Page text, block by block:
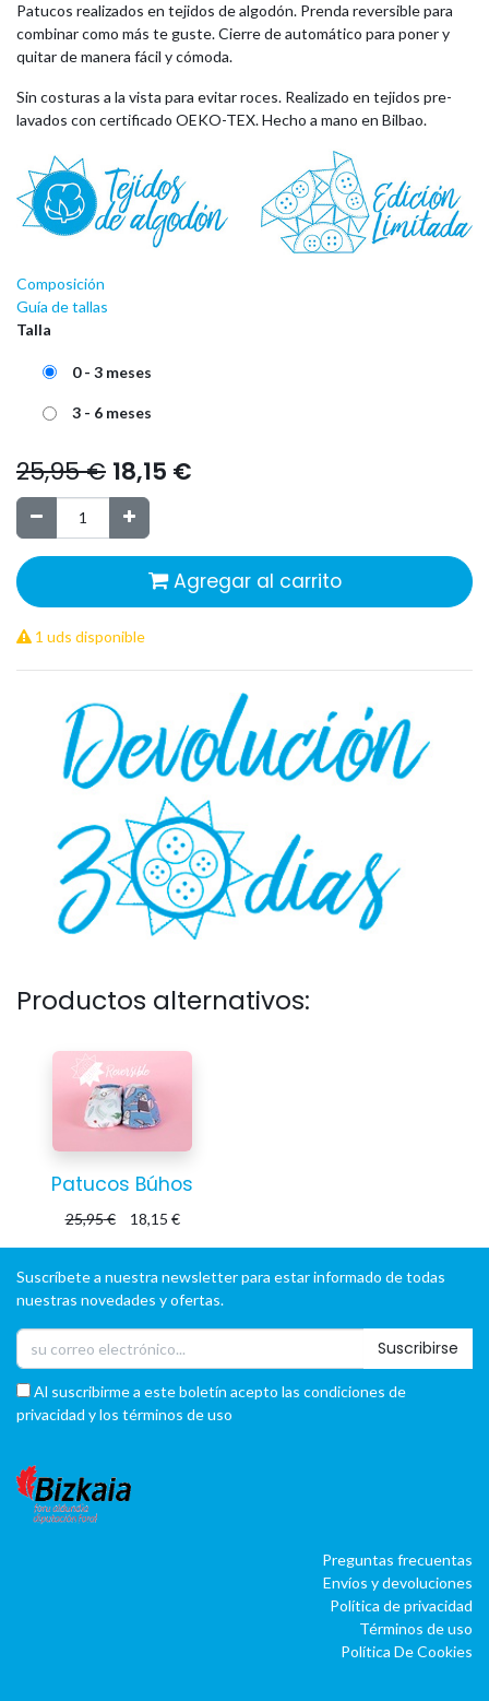
Patucos realizados en tejidos de algodón. Prenda reversible para
combinar como más te guste. Cierre de automático para poner y
quitar de manera fácil y cómoda.
Sin costuras a la vista para evitar roces. Realizado en tejidos pre-
lavados con certificado OEKO-TEX. Hecho a mano en Bilbao.
Composición
Guía de tallas
Talla
0 - 3 meses
3 - 6 meses
25,95€ 18,15 €
Agregar al carrito
1 uds disponible
Productos alternativos:
Patucos Búhos
25,95€ 18,15 €
Suscríbete a nuestra newsletter para estar informado de todas
nuestras novedades y ofertas.
Suscribirse
Al suscribirme a este boletín acepto las condiciones de
privacidad y los términos de uso
Preguntas frecuentas
Envíos y devoluciones
Política de privacidad
Términos de uso
Política De Cookies